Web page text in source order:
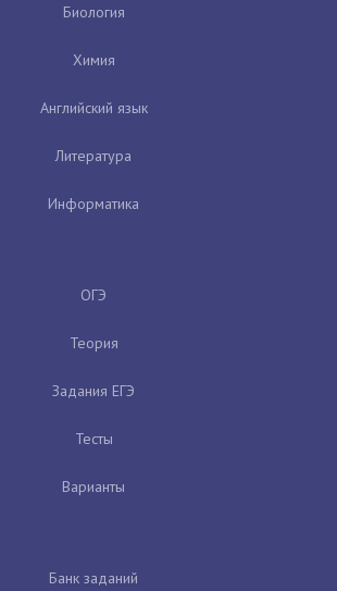
Биология
Химия
Английский язык
Литература
Информатика
ОГЭ
Теория
Задания ЕГЭ
Тесты
Варианты
Банк заданий